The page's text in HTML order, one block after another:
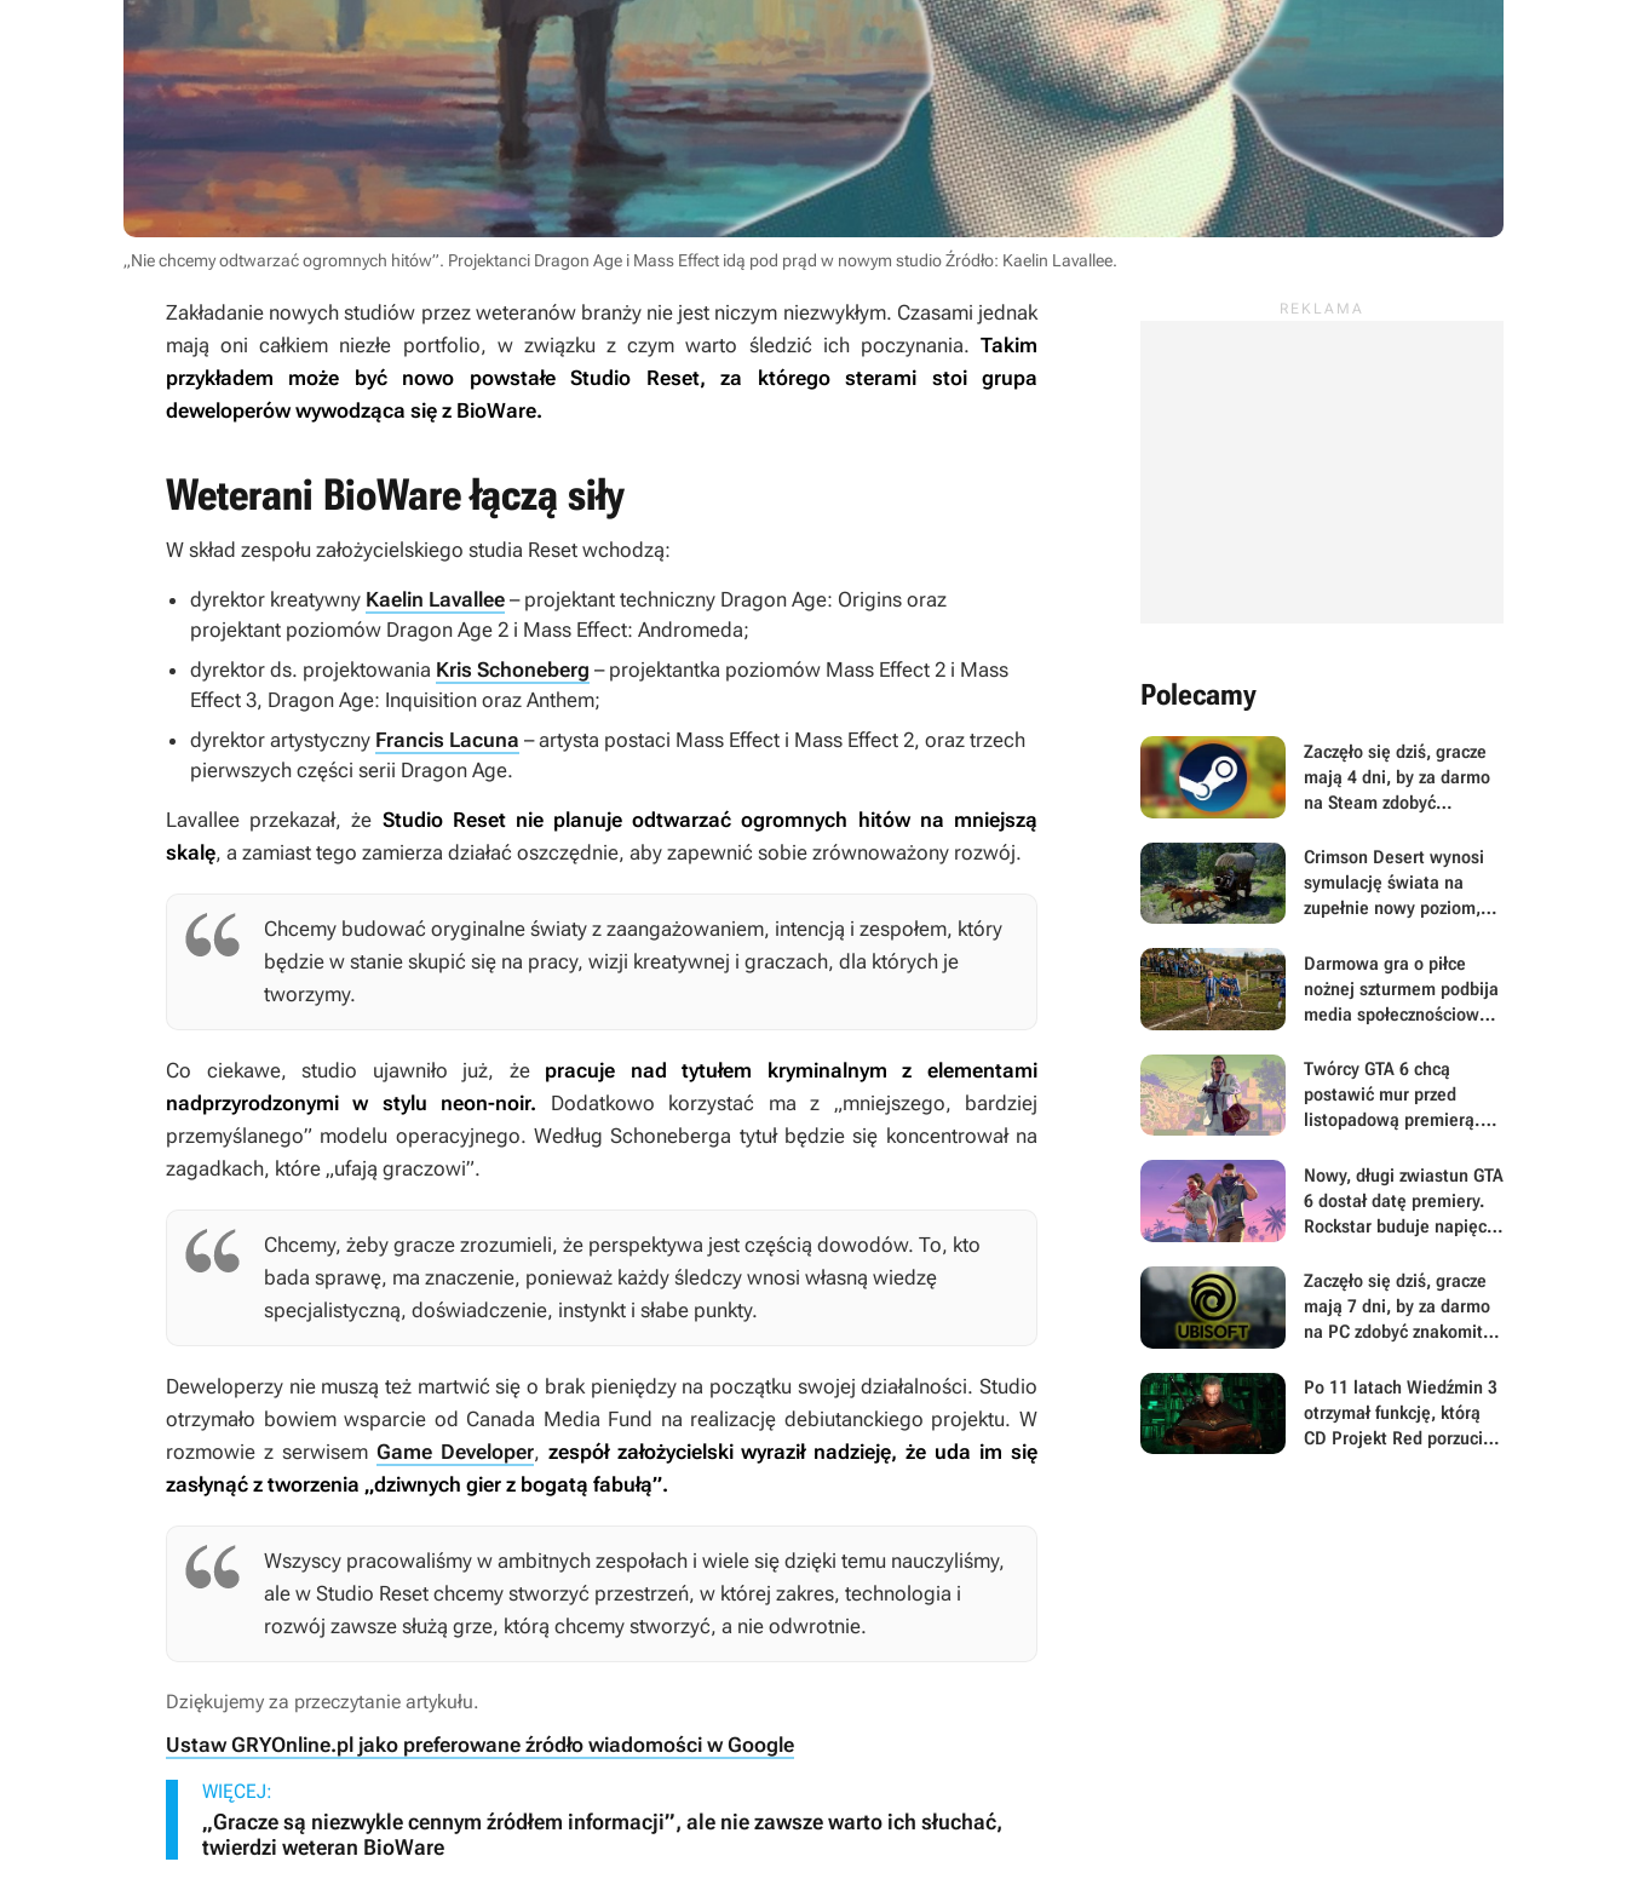
„Nie chcemy odtwarzać ogromnych hitów”. Projektanci Dragon Age i Mass Effect idą pod prąd w nowym studioŹródło: Kaelin Lavallee.
Zakładanie nowych studiów przez weteranów branży nie jest niczym niezwykłym. Czasami jednak
mają oni całkiem niezłe portfolio, w związku z czym warto śledzić ich poczynania. Takim
przykładem może być nowo powstałe Studio Reset, za którego sterami stoi grupa
deweloperów wywodząca się z BioWare.
Weterani BioWare łączą siły
W skład zespołu założycielskiego studia Reset wchodzą:
dyrektor kreatywny Kaelin Lavallee – projektant techniczny Dragon Age: Origins oraz
projektant poziomów Dragon Age 2 i Mass Effect: Andromeda;
dyrektor ds. projektowania Kris Schoneberg – projektantka poziomów Mass Effect 2 i Mass
Effect 3, Dragon Age: Inquisition oraz Anthem;
dyrektor artystyczny Francis Lacuna – artysta postaci Mass Effect i Mass Effect 2, oraz trzech
pierwszych części serii Dragon Age.
Lavallee przekazał, że Studio Reset nie planuje odtwarzać ogromnych hitów na mniejszą
skalę, a zamiast tego zamierza działać oszczędnie, aby zapewnić sobie zrównoważony rozwój.
Chcemy budować oryginalne światy z zaangażowaniem, intencją i zespołem, który
będzie w stanie skupić się na pracy, wizji kreatywnej i graczach, dla których je
tworzymy.
Co ciekawe, studio ujawniło już, że pracuje nad tytułem kryminalnym z elementami
nadprzyrodzonymi w stylu neon-noir. Dodatkowo korzystać ma z „mniejszego, bardziej
przemyślanego” modelu operacyjnego. Według Schoneberga tytuł będzie się koncentrował na
zagadkach, które „ufają graczowi”.
Chcemy, żeby gracze zrozumieli, że perspektywa jest częścią dowodów. To, kto
bada sprawę, ma znaczenie, ponieważ każdy śledczy wnosi własną wiedzę
specjalistyczną, doświadczenie, instynkt i słabe punkty.
Deweloperzy nie muszą też martwić się o brak pieniędzy na początku swojej działalności. Studio
otrzymało bowiem wsparcie od Canada Media Fund na realizację debiutanckiego projektu. W
rozmowie z serwisem Game Developer, zespół założycielski wyraził nadzieję, że uda im się
zasłynąć z tworzenia „dziwnych gier z bogatą fabułą”.
Wszyscy pracowaliśmy w ambitnych zespołach i wiele się dzięki temu nauczyliśmy,
ale w Studio Reset chcemy stworzyć przestrzeń, w której zakres, technologia i
rozwój zawsze służą grze, którą chcemy stworzyć, a nie odwrotnie.
Dziękujemy za przeczytanie artykułu.
Ustaw GRYOnline.pl jako preferowane źródło wiadomości w Google
WIĘCEJ:
„Gracze są niezwykle cennym źródłem informacji”, ale nie zawsze warto ich słuchać,
twierdzi weteran BioWare
Polecamy
Zaczęło się dziś, gracze
mają 4 dni, by za darmo
na Steam zdobyć
fantasy od polskiego
wydawcy. To prezent z
okazji ważnego
Crimson Desert wynosi
symulację świata na
zupełnie nowy poziom,
realistyczny system
popytu i podaży
Darmowa gra o piłce
nożnej szturmem podbija
media społecznościowe.
to istna kopalnia
memów, w której nikt nie
jest bezpieczny
Twórcy GTA 6 chcą
postawić mur przed
listopadową premierą.
sugerować, że Rockstar
Games przymierza się do
kolejnego uderzenia
Nowy, długi zwiastun GTA
6 dostał datę premiery.
Rockstar buduje napięcie
Zaczęło się dziś, gracze
mają 7 dni, by za darmo
na PC zdobyć znakomitą
bestsellerowej serii
Ubisoftu
Po 11 latach Wiedźmin 3
otrzymał funkcję, którą
CD Projekt Red porzucił